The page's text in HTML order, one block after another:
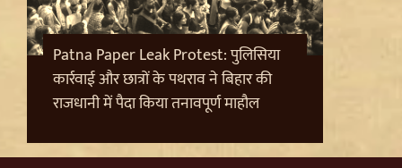
Patna Paper Leak Protest: पुलिसिया
कार्रवाई और छात्रों के पथराव ने बिहार की
राजधानी में पैदा किया तनावपूर्ण माहौल